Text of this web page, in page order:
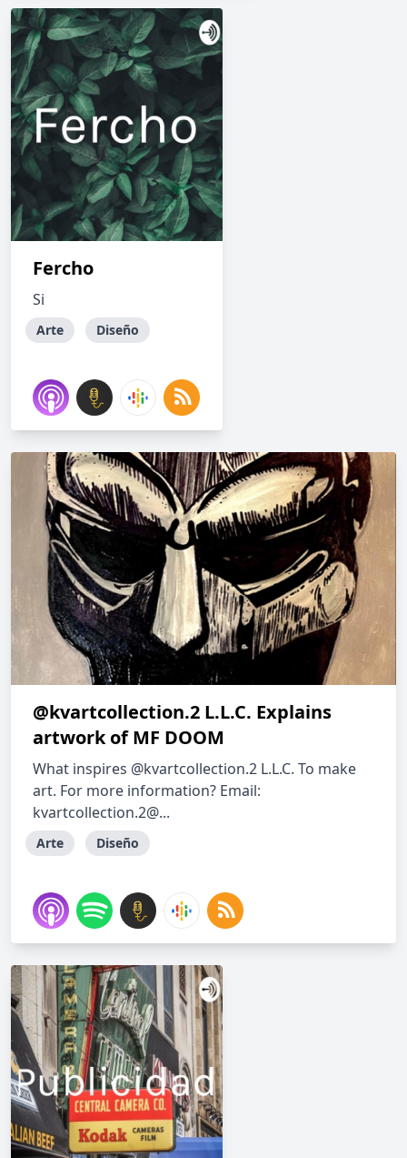
Fercho
Si
Arte Diseño
@kvartcollection.2 L.L.C. Explains
artwork of MF DOOM
What inspires @kvartcollection.2 L.L.C. To make
art. For more information? Email:
kvartcollection.2@...
Arte Diseño